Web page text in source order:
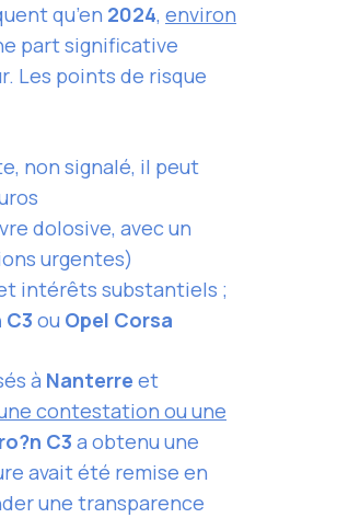
qu’en 2024, environ
part significative
Les points de risque
non signalé, il peut
dolosive, avec un
urgentes)
intérêts substantiels ;
ou Opel Corsa
à Nanterre et
contestation ou une
C3 a obtenu une
avait été remise en
une transparence